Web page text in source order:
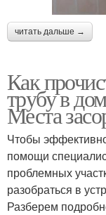
читать дальше →
Как
трубу в
Места
Чтобы
помощи
проблемных
разобраться в
Разберем